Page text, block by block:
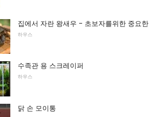
집에서 자란 왕새우 - 초보자를위한 중요
하우스
수족관 용 스크레이퍼
하우스
닭 손 모이통